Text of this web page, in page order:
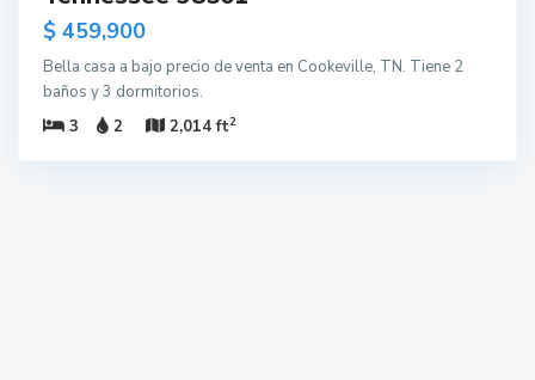
$ 459,900
Bella casa a bajo precio de venta en Cookeville, TN. Tiene 2
baños y 3 dormitorios.
3
2 2,014 ft2